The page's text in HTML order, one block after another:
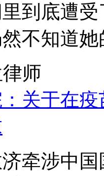
到底遭
不知道
师
关于在
牵涉中